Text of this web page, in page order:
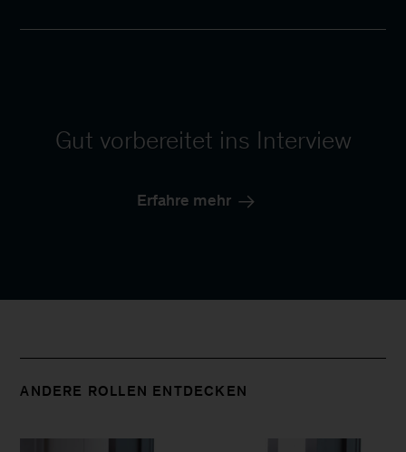
Gut vorbereitet ins Interview
Erfahre mehr
ANDERE ROLLEN ENTDECKEN